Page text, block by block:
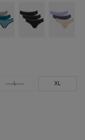
L XL